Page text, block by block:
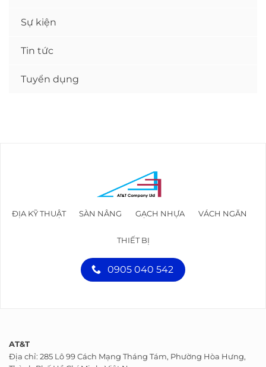
Sự kiện
Tin tức
Tuyển dụng
ĐỊA KỸ THUẬT SÀN NÂNG GẠCH NHỰA VÁCH NGĂN
THIẾT BỊ
0905 040 542
AT&T
Địa chỉ: 285 Lô 99 Cách Mạng Tháng Tám, Phường Hòa Hưng,